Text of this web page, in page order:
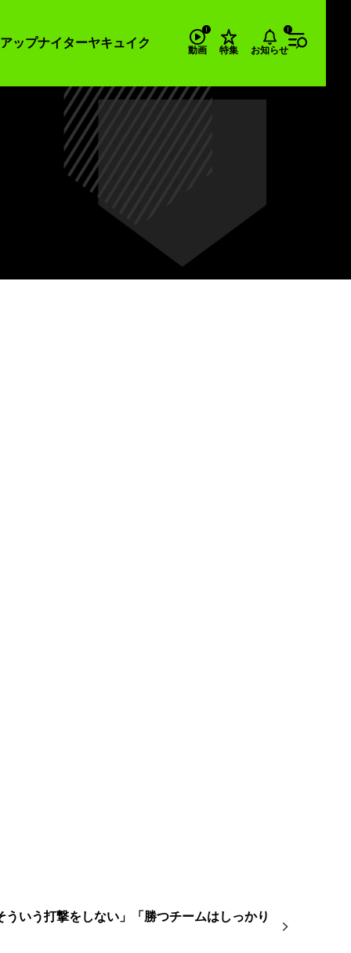
ップナイターヤキュイク
動画 特集 お知らせ
いう打撃をしない」「勝つチームはしっかり